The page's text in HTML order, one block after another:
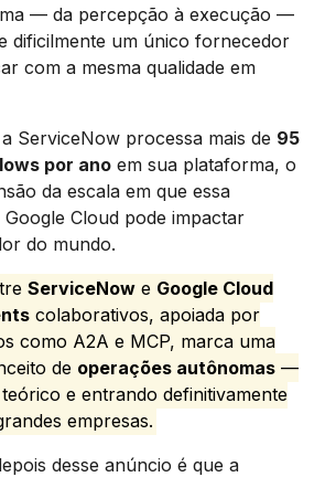
— da percepção à execução —
dificilmente um único fornecedor
com a mesma qualidade em
ServiceNow processa mais de 95
por ano em sua plataforma, o
da escala em que essa
Cloud pode impactar
do mundo.
ServiceNow e Google Cloud
colaborativos, apoiada por
como A2A e MCP, marca uma
de operações autônomas —
e entrando definitivamente
empresas.
desse anúncio é que a